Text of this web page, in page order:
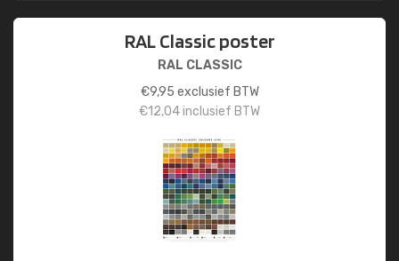
RAL Classic poster
RAL CLASSIC
€9,95 exclusief BTW
€12,04inclusief BTW